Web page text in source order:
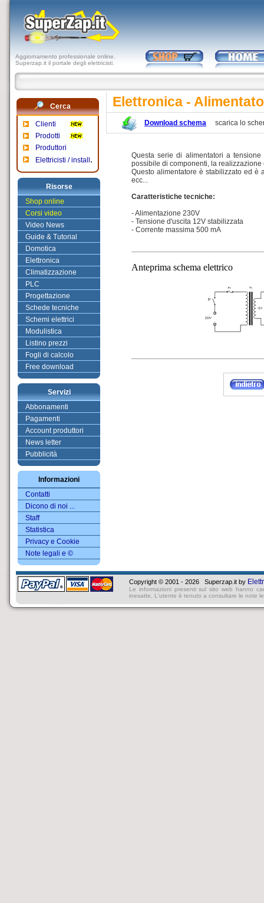
Aggiornamento professionale online.
Superzap.it il portale degli elettricisti.
Cerca
Clienti
Prodotti
Produttori
Elettricisti / install .
Risorse
Shop online
Corsi video
Video News
Guide & Tutorial
Domotica
Elettronica
Climatizzazione
PLC
Progettazione
Schede tecniche
Schemi elettrici
Modulistica
Listino prezzi
Fogli di calcolo
Free download
Servizi
Abbonamenti
Pagamenti
Account produttori
News letter
Pubblicità
Informazioni
Contatti
Dicono di noi ...
Staff
Statistica
Privacy e Cookie
Note legali e ©
Elettronica -
Download schema scarica lo
Questa serie di alimentatori a
possibile di componenti, la
Questo alimentatore è stabilizzato ed è
ecc...
Caratteristiche tecniche:
- Alimentazione 230V
- Tensione d'uscita 12V stabilizzata
- Corrente massima 500 mA
Anteprima schema elettrico
Copyright © 2001 - 2026 Superzap.it by
Le informazioni presenti sul sito web hanno
inesatte, L'utente è tenuto a consultare le note